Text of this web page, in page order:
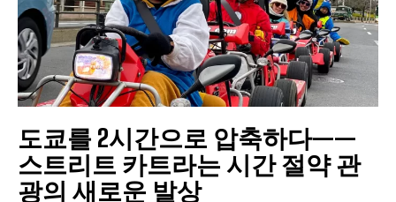
도쿄를 2시간으로 압축하다——
스트리트 카트라는 시간 절약 관
광의 새로운 발상